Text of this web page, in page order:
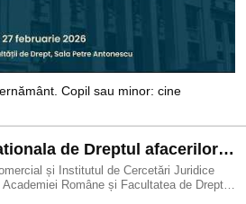
Copil sau minor: cine
de Dreptul afacerilor,
societatilor (comerciale) nr.
și Institutul de Cercetări Juridice
Române și Facultatea de Drept a